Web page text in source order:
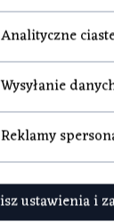
Jak
sery
Analityczne
Wysyłanie
Reklamy
ustawienia i